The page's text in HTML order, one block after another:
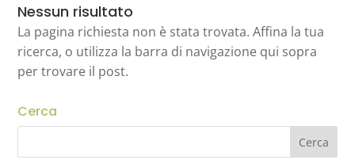
Nessun risultato
La pagina richiesta non è stata trovata. Affina la tua
ricerca, o utilizza la barra di navigazione qui sopra
per trovare il post.
Cerca